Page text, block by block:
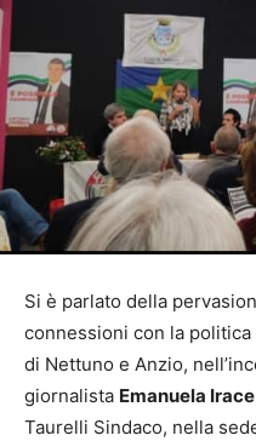
Si è parlato della
connessioni con la
di Nettuno e Anzio,
giornalista Emanuela Irace
Taurelli Sindaco, nella